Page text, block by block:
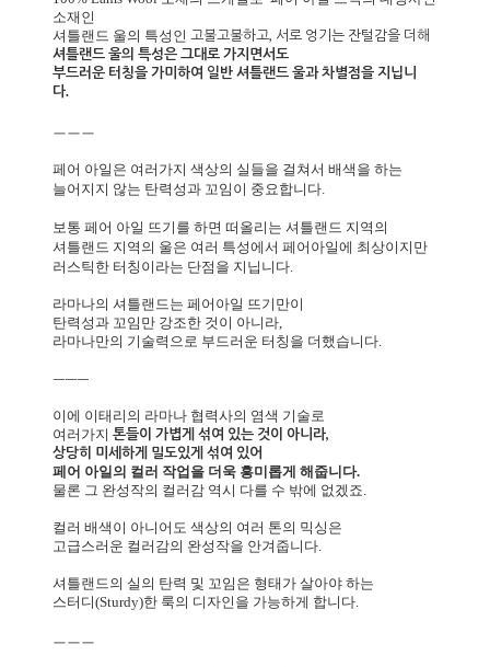
소재인
셔틀랜드 울의 특성인 고불고불하고, 서로 엉기는 잔털감을 더해
셔틀랜드 울의 특성은 그대로 가지면서도
부드러운 터칭을 가미 하여 일반 셔틀랜드 울과 차별점을 지닙니
다.
ㅡㅡㅡ
페어 아일은 여러가지 색상의 실들을 걸쳐서 배색을 하는
늘어지지 않는 탄력성과 꼬임이 중요합니다.
보통 페어 아일 뜨기를 하면 떠올리는 셔틀랜드 지역의
셔틀랜드 지역의 울은 여러 특성에서 페어아일에 최상이지만
러스틱한 터칭이라는 단점을 지닙니다.
라마나의 셔틀랜드는 페어아일 뜨기만이
탄력성과 꼬임만 강조한 것이 아니라,
라마나만의 기술력으로 부드러운 터칭을 더했습니다.
ㅡㅡㅡ
이에 이태리의 라마나 협력사의 염색 기술로
여러가지 톤들이 가볍게 섞여 있는 것이 아니라,
상당히 미세하게 밀도있게 섞여 있어
페어 아일의 컬러 작업을 더욱 흥미롭게 해줍니다.
물론 그 완성작의 컬러감 역시 다를 수 밖에 없겠죠.
컬러 배색이 아니어도 색상의 여러 톤의 믹싱은
고급스러운 컬러감의 완성작을 안겨줍니다.
셔틀랜드의 실의 탄력 및 꼬임은 형태가 살아야 하는
스터디(Sturdy)한 룩의 디자인을 가능하게 합니다.
ㅡㅡㅡ